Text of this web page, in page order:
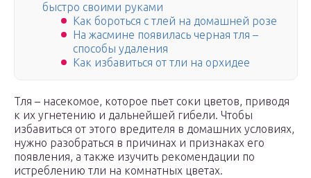
быстро своими руками
Как бороться с тлей на домашней розе
На жасмине появилась черная тля –
способы удаления
Как избавиться от тли на орхидее
Тля – насекомое, которое пьет соки цветов, приводя
к их угнетению и дальнейшей гибели. Чтобы
избавиться от этого вредителя в домашних условиях,
нужно разобраться в причинах и признаках его
появления, а также изучить рекомендации по
истреблению тли на комнатных цветах.